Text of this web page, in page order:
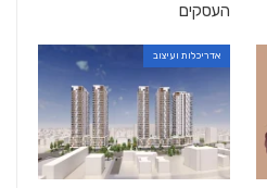
העסקים
אדריכלות ועיצוב